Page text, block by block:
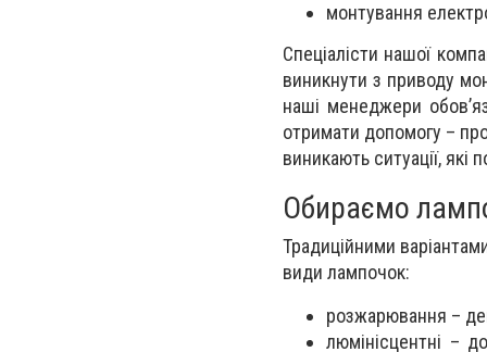
монтування
Спеціалісти нашої
виникнути з приводу
наші менеджери
отримати допомогу –
виникають ситуації,
Обираємо
Традиційними
види лампочок:
розжарювання –
люмінісцентні –